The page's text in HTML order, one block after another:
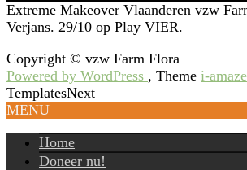
Extreme Makeover Vlaanderen vzw
Verjans. 29/10 op Play VIER.
Copyright © vzw Farm Flora
Powered by WordPress , Theme i-amaze
TemplatesNext
MENU
Home
Doneer nu!